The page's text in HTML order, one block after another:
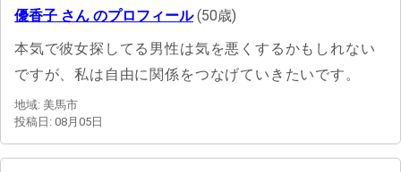
優香子 さん のプロフィール(50歳)
本気で彼女探してる男性は気を悪くするかもしれない
ですが、私は自由に関係をつなげていきたいです。
地域: 美馬市
投稿日: 08月05日